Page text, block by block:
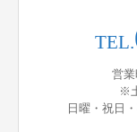
TEL.
営業
※
日曜・祝日